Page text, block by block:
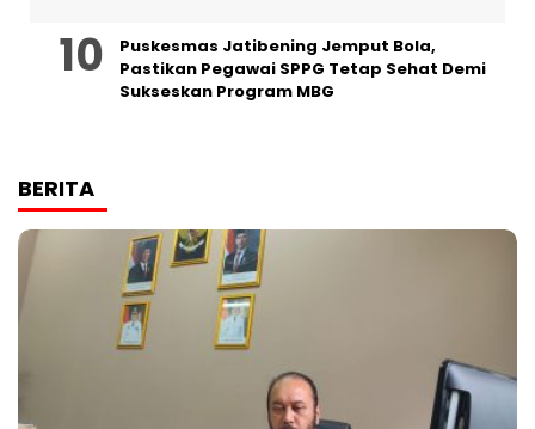
Puskesmas Jatibening Jemput Bola,
Pastikan Pegawai SPPG Tetap Sehat Demi
Sukseskan Program MBG
BERITA